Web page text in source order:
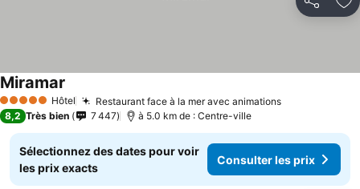
Partager
5 Étoiles Hôtel Restaurant face à la mer avec animations
Miramar
8,2 Très bien 7 447 à 5.0 km de : Centre-ville
Sélectionnez des dates pour voir
les prix exacts
Consulter les prix